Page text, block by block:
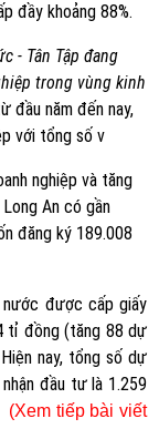
đầy khoảng 88%.
- Tân Tập đang
trong vùng kinh
đầu năm đến nay,
với tổng số v
nghiệp và tăng
An có gần
đăng ký 189.008
được cấp giấy
tỉ đồng (tăng 88 dự
nay, tổng số dự
đầu tư là 1.259
(Xem tiếp bài viết